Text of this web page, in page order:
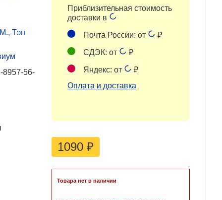
Тэн
8957-56-
Приблизительная стоимость
доставки в
Почта России: от ₽
СДЭК: от ₽
Яндекс: от
₽
Оплата и доставка
1090 ₽
Товара нет в наличии